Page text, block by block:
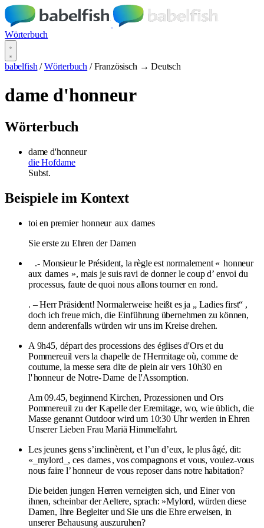
Wörterbuch
babelfish / Wörterbuch / Französisch → Deutsch
dame d'honneur
Wörterbuch
dame d'honneur
die Hofdame
Subst.
Beispiele im Kontext
toi en premier honneur aux dames
Sie erste zu Ehren der Damen
.- Monsieur le Président, la règle est normalement « honneur
aux dames », mais je suis ravi de donner le coup d’ envoi du
processus, faute de quoi nous allons tourner en rond.
. – Herr Präsident! Normalerweise heißt es ja „ Ladies first“ ,
doch ich freue mich, die Einführung übernehmen zu können,
denn anderenfalls würden wir uns im Kreise drehen.
A 9h45, départ des processions des églises d'Ors et du
Pommereuil vers la chapelle de l'Hermitage où, comme de
coutume, la messe sera dite de plein air vers 10h30 en
l'honneur de Notre-Dame de l'Assomption.
Am 09.45, beginnend Kirchen, Prozessionen und Ors
Pommereuil zu der Kapelle der Eremitage, wo, wie üblich, die
Masse genannt Outdoor wird um 10:30 Uhr werden in Ehren
Unserer Lieben Frau Mariä Himmelfahrt.
Les jeunes gens s’inclinèrent, et l’un d’eux, le plus âgé, dit:
«_mylord_, ces dames , vos compagnons et vous, voulez-vous
nous faire l’honneur de vous reposer dans notre habitation?
Die beiden jungen Herren verneigten sich, und Einer von
ihnen, scheinbar der Aeltere, sprach: »Mylord, würden diese
Damen, Ihre Begleiter und Sie uns die Ehre erweisen, in
unserer Behausung auszuruhen?